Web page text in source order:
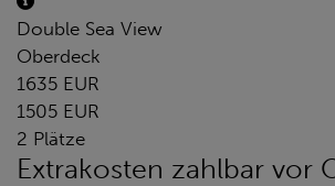
Double Sea View
Oberdeck
1635 EUR
1505 EUR
2 Plätze
Extrakosten zahlbar vor